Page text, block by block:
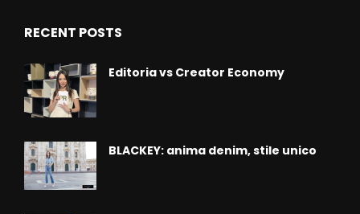
RECENT POSTS
Editoria vs Creator Economy
BLACKEY: anima denim, stile unico